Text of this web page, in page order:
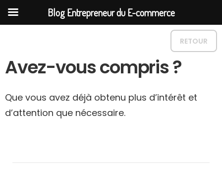
RETOUR
Avez-vous compris ?
Que vous avez déjà obtenu plus d’intérêt et
d’attention que nécessaire.
Blog Entrepreneur du E-commerce